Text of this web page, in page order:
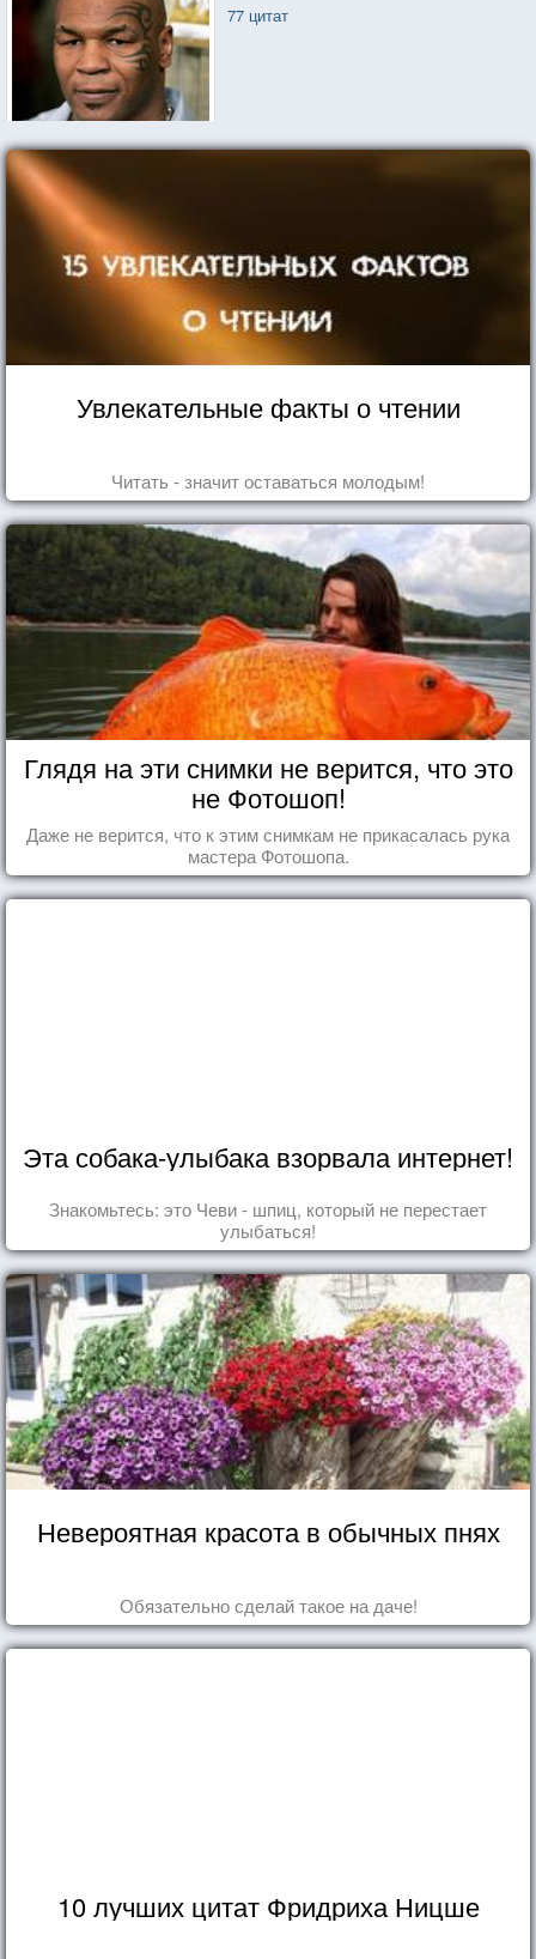
77 цитат
Увлекательные факты о чтении
Читать - значит оставаться молодым!
Глядя на эти снимки не верится, что это
не Фотошоп!
Даже не верится, что к этим снимкам не прикасалась рука
мастера Фотошопа.
Эта собака-улыбака взорвала интернет!
Знакомьтесь: это Чеви - шпиц, который не перестает
улыбаться!
Невероятная красота в обычных пнях
Обязательно сделай такое на даче!
10 лучших цитат Фридриха Ницше